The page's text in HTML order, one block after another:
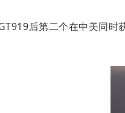
后第二个在中美同时